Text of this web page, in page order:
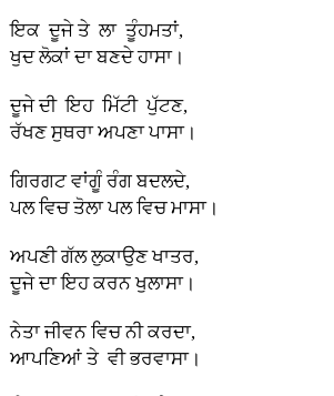
ਇਕ ਦੂਜੇ ਤੇ ਲਾ ਤੂੰਹਮਤਾਂ,
ਖੁਦ ਲੋਕਾਂ ਦਾ ਬਣਦੇ ਹਾਸਾ।
ਦੂਜੇ ਦੀ ਇਹ ਮਿੱਟੀ ਪੁੱਟਣ,
ਰੱਖਣ ਸੁਥਰਾ ਅਪਣਾ ਪਾਸਾ।
ਗਿਰਗਟ ਵਾਂਗੂੰ ਰੰਗ ਬਦਲਦੇ,
ਪਲ ਵਿਚ ਤੋਲਾ ਪਲ ਵਿਚ ਮਾਸਾ।
ਅਪਣੀ ਗੱਲ ਲੁਕਾਉਣ ਖਾਤਰ,
ਦੂਜੇ ਦਾ ਇਹ ਕਰਨ ਖੁਲਾਸਾ।
ਨੇਤਾ ਜੀਵਨ ਵਿਚ ਨੀ ਕਰਦਾ,
ਆਪਣਿਆਂ ਤੇ ਵੀ ਭਰਵਾਸਾ।